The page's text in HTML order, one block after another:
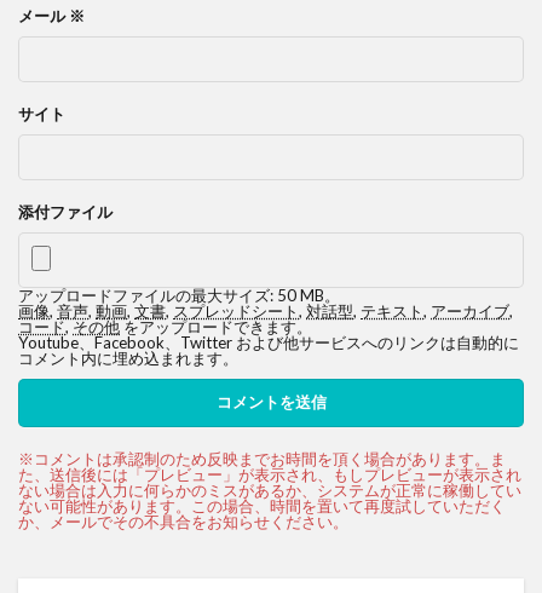
メール ※
サイト
添付ファイル
アップロードファイルの最大サイズ: 50 MB。
画像, 音声, 動画, 文書, スプレッドシート, 対話型, テキスト, アーカイブ,
コード,その他をアップロードできます。
Youtube、Facebook、Twitter および他サービスへのリンクは自動的に
コメント内に埋め込まれます。